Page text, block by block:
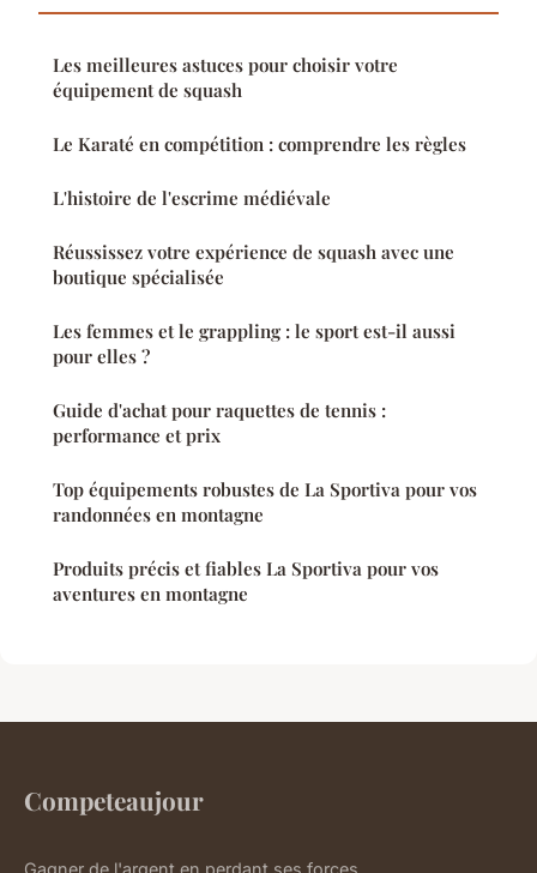
Les meilleures astuces pour choisir votre
équipement de squash
Le Karaté en compétition : comprendre les règles
L'histoire de l'escrime médiévale
Réussissez votre expérience de squash avec une
boutique spécialisée
Les femmes et le grappling : le sport est-il aussi
pour elles ?
Guide d'achat pour raquettes de tennis :
performance et prix
Top équipements robustes de La Sportiva pour vos
randonnées en montagne
Produits précis et fiables La Sportiva pour vos
aventures en montagne
Competeaujour
Gagner de l'argent en perdant ses forces.